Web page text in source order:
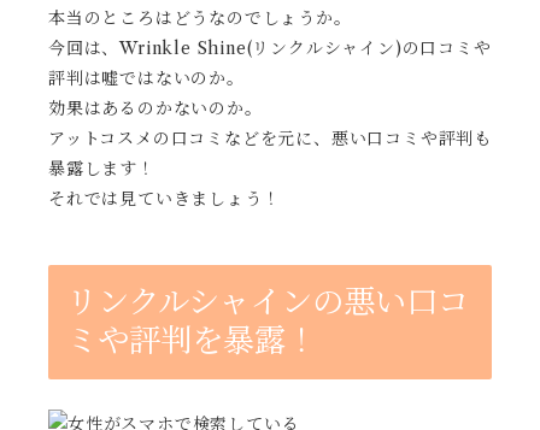
本当のところはどうなのでしょうか。
今回は、Wrinkle Shine(リンクルシャイン)の口コミや
評判は嘘ではないのか。
効果はあるのかないのか。
アットコスメの口コミなどを元に、悪い口コミや評判も
暴露します！
それでは見ていきましょう！
リンクルシャインの悪い口コ
ミや評判を暴露！